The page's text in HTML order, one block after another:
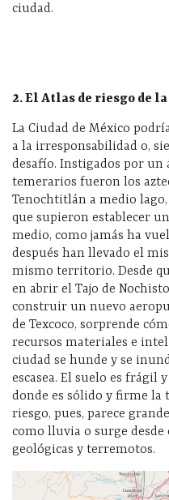
ciudad.
2. El Atlas de riesgo de
La Ciudad de México
a la irresponsabilidad o,
desafío. Instigados por un
temerarios fueron los
Tenochtitlán a medio
que supieron establecer
medio, como jamás ha
después han llevado el
mismo territorio. Desde
en abrir el Tajo de
construir un nuevo
de Texcoco, sorprende
recursos materiales e
ciudad se hunde y se
escasea. El suelo es frágil
donde es sólido y firme la
riesgo, pues, parece
como lluvia o surge
geológicas y terremotos.